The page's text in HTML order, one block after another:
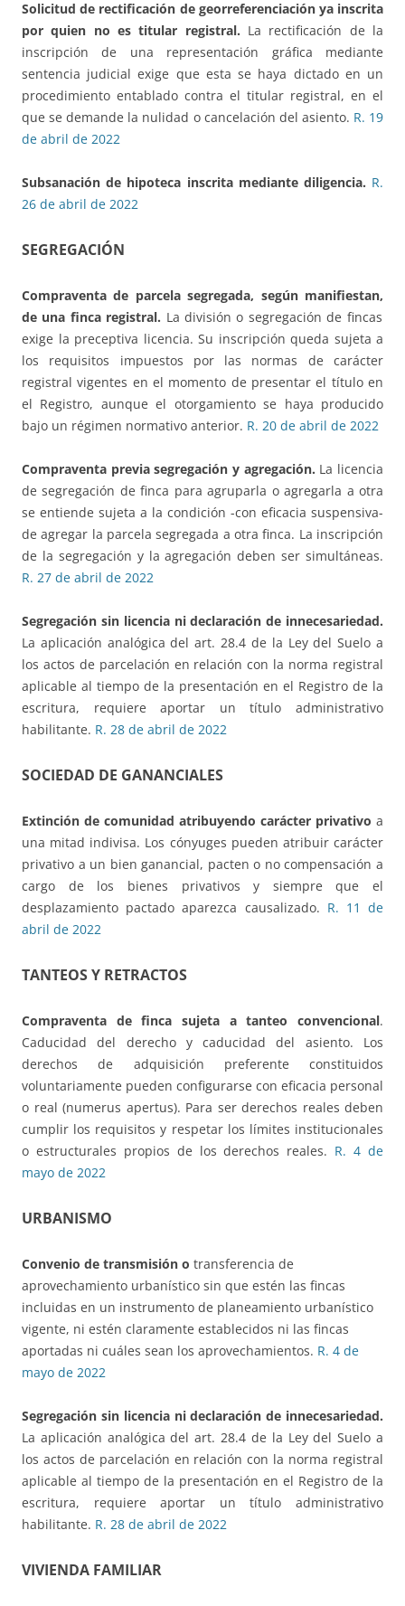
Solicitud de rectificación de georreferenciación ya inscrita
por quien no es titular registral. La rectificación de la
inscripción de una representación gráfica mediante
sentencia judicial exige que esta se haya dictado en un
procedimiento entablado contra el titular registral, en el
que se demande la nulidad o cancelación del asiento. R. 19
de abril de 2022
Subsanación de hipoteca inscritamediante diligencia. R.
26 de abril de 2022
SEGREGACIÓN
Compraventa de parcela segregada, según manifiestan,
de una finca registral. La división o segregación de fincas
exige la preceptiva licencia. Su inscripción queda sujeta a
los requisitos impuestos por las normas de carácter
registral vigentes en el momento de presentar el título en
el Registro, aunque el otorgamiento se haya producido
bajo un régimen normativo anterior. R. 20 de abril de 2022
Compraventa previa segregación y agregación. La licencia
de segregación de finca para agruparla o agregarla a otra
se entiende sujeta a la condición -con eficacia suspensiva-
de agregar la parcela segregada a otra finca. La inscripción
de la segregación y la agregación deben ser simultáneas.
R. 27 de abril de 2022
Segregación sin licencia ni declaración de innecesariedad.
La aplicación analógica del art. 28.4 de la Ley del Suelo a
los actos de parcelación en relación con la norma registral
aplicable al tiempo de la presentación en el Registro de la
escritura, requiere aportar un título administrativo
habilitante. R. 28 de abril de 2022
SOCIEDAD DE GANANCIALES
Extinción de comunidad atribuyendo carácter privativo a
una mitad indivisa. Los cónyuges pueden atribuir carácter
privativo a un bien ganancial, pacten o no compensación a
cargo de los bienes privativos y siempre que el
desplazamiento pactado aparezca causalizado. R. 11 de
abril de 2022
TANTEOS Y RETRACTOS
Compraventa de finca sujeta a tanteo convencional.
Caducidad del derecho y caducidad del asiento. Los
derechos de adquisición preferente constituidos
voluntariamente pueden configurarse con eficacia personal
o real (numerus apertus). Para ser derechos reales deben
cumplir los requisitos y respetar los límites institucionales
o estructurales propios de los derechos reales. R. 4 de
mayo de 2022
URBANISMO
Convenio de transmisión o transferencia de
aprovechamiento urbanístico sin que estén las fincas
incluidas en un instrumento de planeamiento urbanístico
vigente, ni estén claramente establecidos ni las fincas
aportadas ni cuáles sean los aprovechamientos. R. 4 de
mayo de 2022
Segregación sin licencia ni declaración de innecesariedad.
La aplicación analógica del art. 28.4 de la Ley del Suelo a
los actos de parcelación en relación con la norma registral
aplicable al tiempo de la presentación en el Registro de la
escritura, requiere aportar un título administrativo
habilitante. R. 28 de abril de 2022
VIVIENDA FAMILIAR